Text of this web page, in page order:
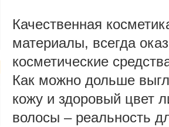
Качественная
материалы, всегда
косметические
Как можно дольше
кожу и здоровый цвет
волосы – реальность